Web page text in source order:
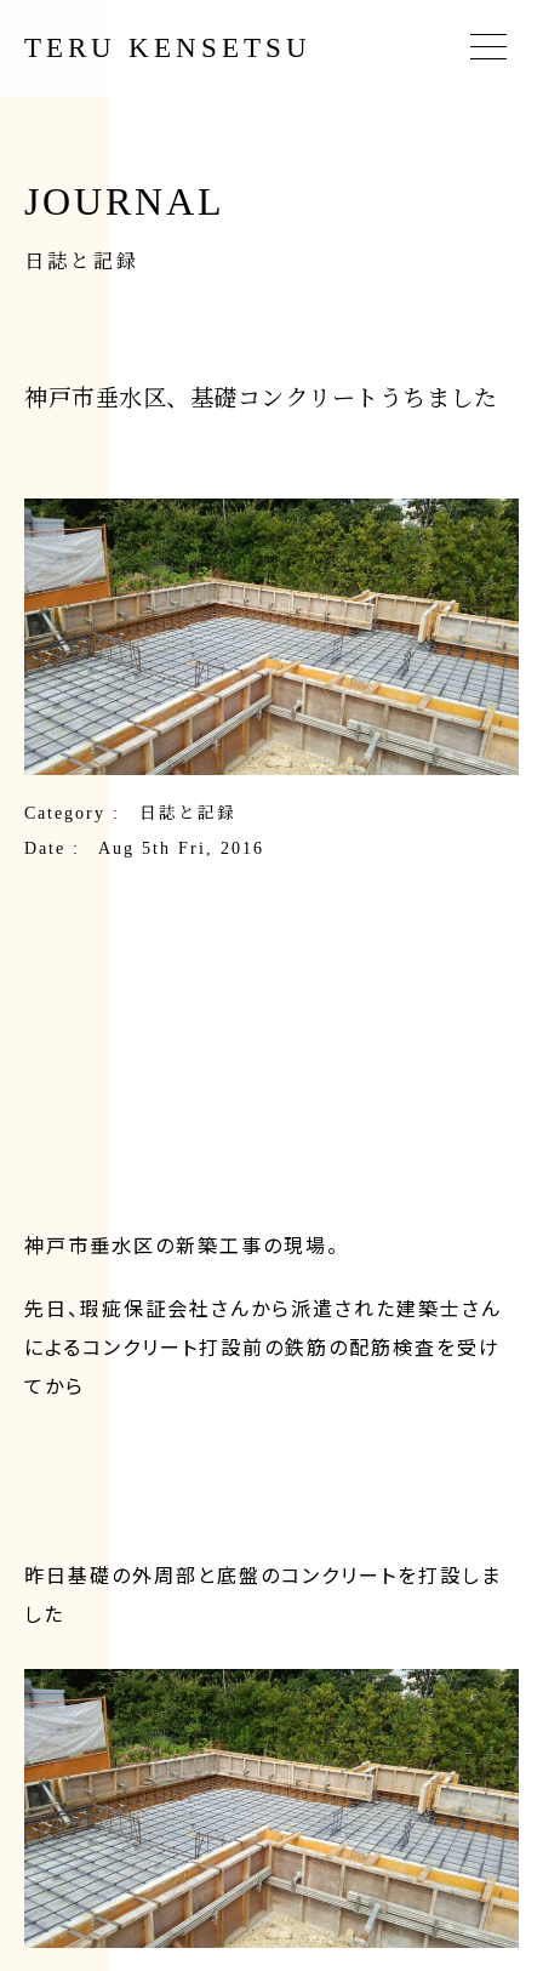
TERU KENSETSU
JOURNAL
日誌と記録
神戸市垂水区、基礎コンクリートうちました
Category :
日誌と記録
Date : Aug 5th Fri, 2016
神戸市垂水区の新築工事の現場。
先日、瑕疵保証会社さんから派遣された建築士さん
によるコンクリート打設前の鉄筋の配筋検査を受け
てから
昨日基礎の外周部と底盤のコンクリートを打設しま
した